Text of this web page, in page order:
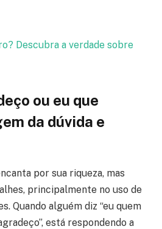
Descubra a verdade sobre
ou eu que
da dúvida e
por sua riqueza, mas
principalmente no uso de
Quando alguém diz “eu quem
está respondendo a